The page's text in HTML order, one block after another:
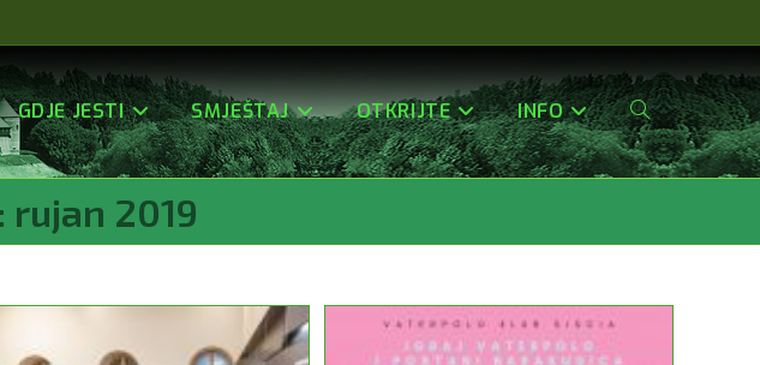
GDJE JESTI SMJEŠTAJ OTKRIJTE INFO Uključi/isključi
rujan 2019